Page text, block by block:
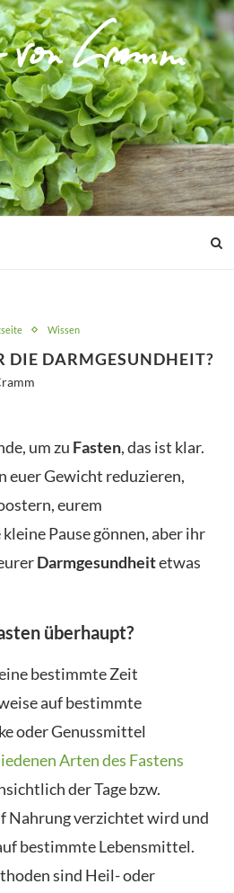
Wissen
DIE DARMGESUNDHEIT?
um zu Fasten, das ist klar.
euer Gewicht reduzieren,
eurem
Pause gönnen, aber ihr
Darmgesundheitetwas
überhaupt?
bestimmte Zeit
auf bestimmte
oder Genussmittel
Arten des Fastens
der Tage bzw.
Nahrung verzichtet wird und
bestimmte Lebensmittel.
sind Heil- oder